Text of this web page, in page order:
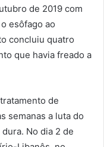
de 2019 com
esôfago ao
concluiu quatro
que havia freado a
de
semanas a luta do
No dia 2 de